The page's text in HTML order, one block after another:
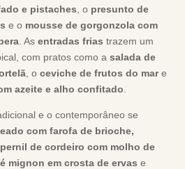
e pistaches, o presunto de
e o mousse de gorgonzola com
. Asentradas frias trazem um
com pratos como asalada de
, oceviche de frutos do mare
azeite e alho confitado.
e o contemporâneo se
com farofa de brioche,
pernil de cordeiro com molho de
mignon em crosta de ervas e